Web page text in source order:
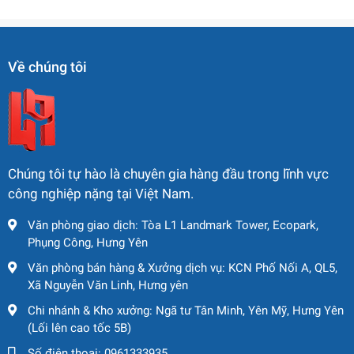
3. Giới thiệu sản phẩm
Máy Xúc Kobelco SK125SR-3 –
Sức Mạnh, Linh Hoạt, Hiệu Suất
Cao
Kobelco SK125SR-3 là máy xúc bánh xích đuôi ngắn
(Short Radius Swing), được thiết kế để đáp ứng nhu cầu
thi công nơi có không gian hạn chế – như trong đô thị,
trong các công trình nội thành, bãi xây dựng có mái che
gầu chuẩn 0,45 m³ và thông số kỹ thuật mạnh mẽ,
SK125SR-3 mang lại hiệu suất vừa đủ mạnh để thực hiện
các công việc đào, xúc, vận chuyển đất đá ở quy mô trung
bình – lớn một cách ổn định và hiệu quả.
⭐ Những điểm mạnh nổi bật:
Đuôi gọn – linh hoạt trong không gian chật hẹp
Về chúng tôi
Chúng tôi tự hào là chuyên gia hàng đầu trong lĩnh vực
công nghiệp nặng tại Việt Nam.
Văn phòng giao dịch: Tòa L1 Landmark Tower, Ecopark,
Phụng Công, Hưng Yên
Văn phòng bán hàng & Xưởng dịch vụ: KCN Phố Nối A, QL5,
Xã Nguyễn Văn Linh, Hưng yên
Chi nhánh & Kho xưởng: Ngã tư Tân Minh, Yên Mỹ, Hưng Yên
(Lối lên cao tốc 5B)